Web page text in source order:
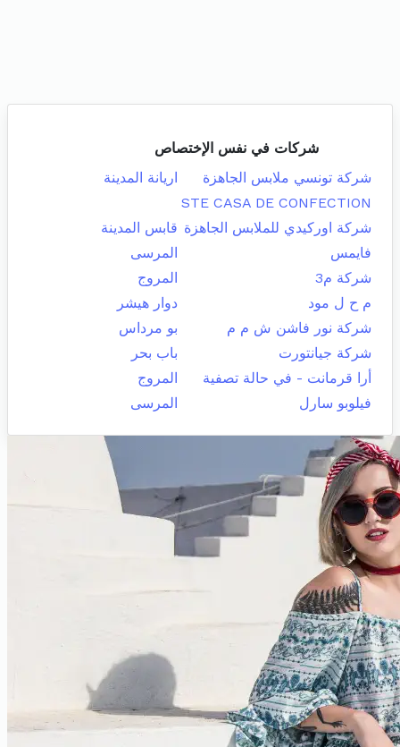
شركات في نفس الإختصاص
شركة تونسي ملابس الجاهزة
اريانة المدينة
STE CASA DE CONFECTION
شركة اوركيدي للملابس الجاهزة قابس المدينة
فايمس
المرسى
شركة م3
المروج
م ح ل مود
دوار هيشر
شركة نور فاشن ش م م
بو مرداس
شركة جيانتورت
باب بحر
أرا قرمانت - في حالة تصفية
المروج
فيلوبو سارل
المرسى